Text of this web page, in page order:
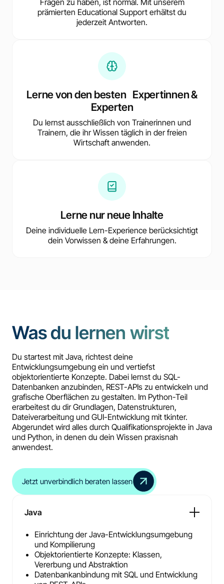
Fragen zu haben, ist normal. Mit unserem
prämierten Educational Support erhältst du
jederzeit Antworten.
Lerne von den besten Expertinnen &
Experten
Du lernst ausschließlich von Trainerinnen und
Trainern, die ihr Wissen täglich in der freien
Wirtschaft anwenden.
Lerne nur neue Inhalte
Deine individuelle Lern-Experience berücksichtigt
dein Vorwissen & deine Erfahrungen.
Was du lernen wirst
Du startest mit Java, richtest deine
Entwicklungsumgebung ein und vertiefst
objektorientierte Konzepte. Dabei lernst du SQL-
Datenbanken anzubinden, REST-APIs zu entwickeln und
grafische Oberflächen zu gestalten. Im Python-Teil
erarbeitest du dir Grundlagen, Datenstrukturen,
Dateiverarbeitung und GUI-Entwicklung mit tkinter.
Abgerundet wird alles durch Qualifikationsprojekte in Java
und Python, in denen du dein Wissen praxisnah
anwendest.
Jetzt unverbindlich beraten lassen
Java
Einrichtung der Java-Entwicklungsumgebung
und Kompilierung
Objektorientierte Konzepte: Klassen,
Vererbung und Abstraktion
Datenbankanbindung mit SQL und Entwicklung